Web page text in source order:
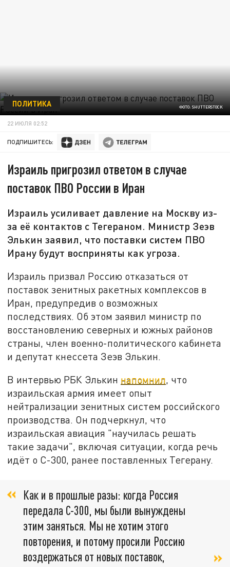
ФОТО: SHUTTERSTOCK
ПОЛИТИКА
22 ИЮЛЯ 02:52
ПОДПИШИТЕСЬ:
Израиль пригрозил ответом в случае
поставок ПВО России в Иран
Израиль усиливает давление на Москву из-
за её контактов с Тегераном. Министр Зеэв
Элькин заявил, что поставки систем ПВО
Ирану будут восприняты как угроза.
Израиль призвал Россию отказаться от
поставок зенитных ракетных комплексов в
Иран, предупредив о возможных
последствиях. Об этом заявил министр по
восстановлению северных и южных районов
страны, член военно-политического кабинета
и депутат кнессета Зеэв Элькин.
В интервью РБК Элькин напомнил, что
израильская армия имеет опыт
нейтрализации зенитных систем российского
производства. Он подчеркнул, что
израильская авиация "научилась решать
такие задачи", включая ситуации, когда речь
идёт о С-300, ранее поставленных Тегерану.
Как и в прошлые разы: когда Россия
передала С-300, мы были вынуждены
этим заняться. Мы не хотим этого
повторения, и потому просили Россию
воздержаться от новых поставок,